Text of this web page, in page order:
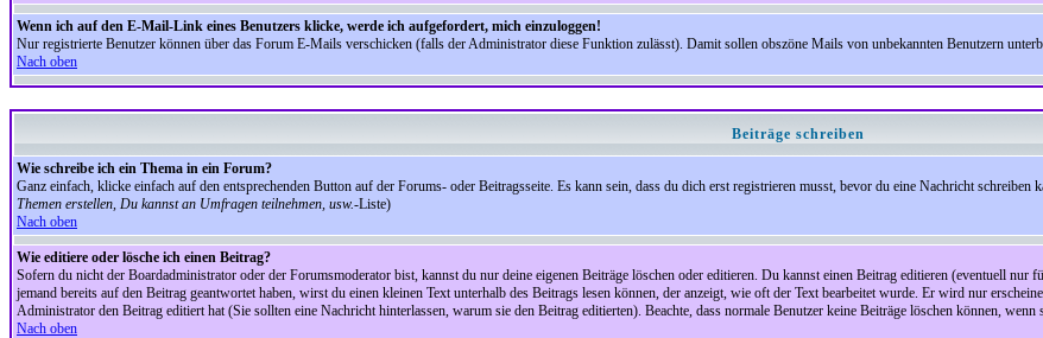
Wenn ich auf den E-Mail-Link eines Benutzers klicke, werde ich aufgefordert, mich einzuloggen!
Nur registrierte Benutzer können über das Forum E-Mails verschicken (falls der Administrator diese Funktion zulässt). Damit sollen obszöne Mails von unbekannten Benutzern
Nach oben
Beiträge schreiben
Wie schreibe ich ein Thema in ein Forum?
Ganz einfach, klicke einfach auf den entsprechenden Button auf der Forums- oder Beitragsseite. Es kann sein, dass du dich erst registrieren musst, bevor du eine Nachricht
Themen erstellen, Du kannst an Umfragen teilnehmen, usw.-Liste)
Nach oben
Wie editiere oder lösche ich einen Beitrag?
Sofern du nicht der Boardadministrator oder der Forumsmoderator bist, kannst du nur deine eigenen Beiträge löschen oder editieren. Du kannst einen Beitrag editieren (eventuell nur
jemand bereits auf den Beitrag geantwortet haben, wirst du einen kleinen Text unterhalb des Beitrags lesen können, der anzeigt, wie oft der Text bearbeitet wurde. Er wird nur
Administrator den Beitrag editiert hat (Sie sollten eine Nachricht hinterlassen, warum sie den Beitrag editierten). Beachte, dass normale Benutzer keine Beiträge löschen können, wenn
Nach oben